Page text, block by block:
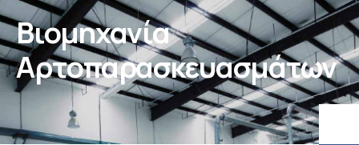
Βιομηχανία
Αρτοπαρασκευασμάτων